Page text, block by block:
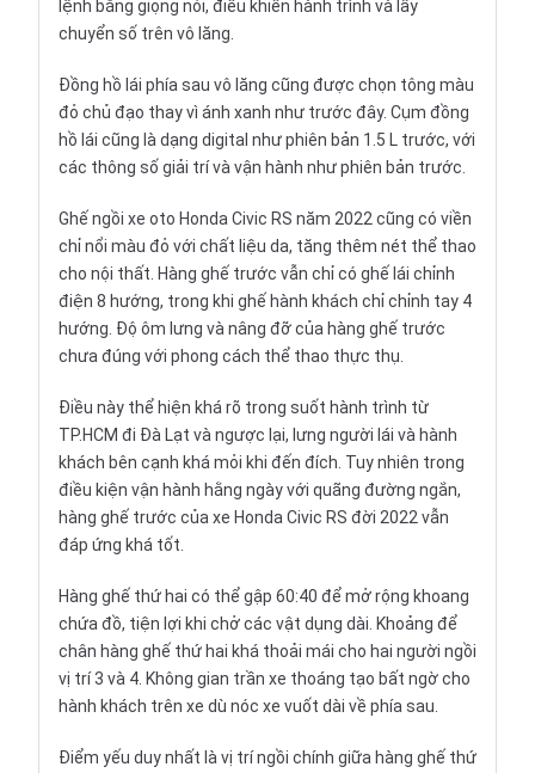
lệnh bằng giọng nói, điều khiển hành trình và lẫy
chuyển số trên vô lăng.
Đồng hồ lái phía sau vô lăng cũng được chọn tông màu
đỏ chủ đạo thay vì ánh xanh như trước đây. Cụm đồng
hồ lái cũng là dạng digital như phiên bản 1.5 L trước, với
các thông số giải trí và vận hành như phiên bản trước.
Ghế ngồi xe oto Honda Civic RS năm 2022 cũng có viền
chỉ nổi màu đỏ với chất liệu da, tăng thêm nét thể thao
cho nội thất. Hàng ghế trước vẫn chỉ có ghế lái chỉnh
điện 8 hướng, trong khi ghế hành khách chỉ chỉnh tay 4
hướng. Độ ôm lưng và nâng đỡ của hàng ghế trước
chưa đúng với phong cách thể thao thực thụ.
Điều này thể hiện khá rõ trong suốt hành trình từ
TP.HCM đi Đà Lạt và ngược lại, lưng người lái và hành
khách bên cạnh khá mỏi khi đến đích. Tuy nhiên trong
điều kiện vận hành hằng ngày với quãng đường ngắn,
hàng ghế trước của xe Honda Civic RS đời 2022 vẫn
đáp ứng khá tốt.
Hàng ghế thứ hai có thể gập 60:40 để mở rộng khoang
chứa đồ, tiện lợi khi chở các vật dụng dài. Khoảng để
chân hàng ghế thứ hai khá thoải mái cho hai người ngồi
vị trí 3 và 4. Không gian trần xe thoáng tạo bất ngờ cho
hành khách trên xe dù nóc xe vuốt dài về phía sau.
Điểm yếu duy nhất là vị trí ngồi chính giữa hàng ghế thứ